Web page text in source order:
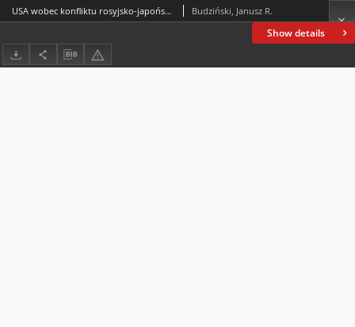
Show details
USA wobec konfliktu rosyjsko-japońskiego w świetle doniesień rosyjskiego ambasadora w Waszyngtonie Artura Сassiniego Budziński, Janusz R.